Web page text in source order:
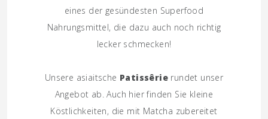
eines der gesündesten Superfood
Nahrungsmittel, die dazu auch noch richtig
lecker schmecken!
Unsere asiaitsche Patissêrie rundet unser
Angebot ab. Auch hier finden Sie kleine
Köstlichkeiten, die mit Matcha zubereitet